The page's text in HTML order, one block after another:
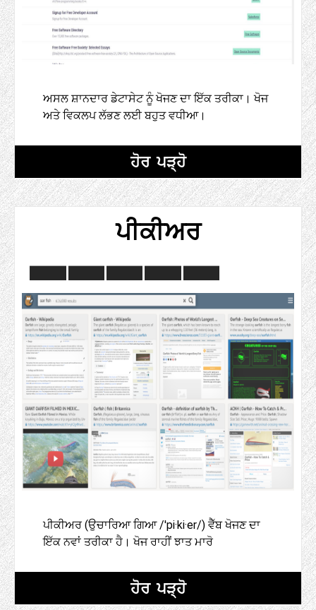
ਅਸਲ ਸ਼ਾਨਦਾਰ ਡੇਟਾਸੇਟ ਨੂੰ ਖੋਜਣ ਦਾ ਇੱਕ ਤਰੀਕਾ। ਖੋਜ
ਅਤੇ ਵਿਕਲਪ ਲੱਭਣ ਲਈ ਬਹੁਤ ਵਧੀਆ।
ਹੋਰ ਪੜ੍ਹੋ
ਪੀਕੀਅਰ
ਪੀਕੀਅਰ (ਉਚਾਰਿਆ ਗਿਆ /'pi·ki·er/) ਵੈੱਬ ਖੋਜਣ ਦਾ
ਇੱਕ ਨਵਾਂ ਤਰੀਕਾ ਹੈ। ਖੋਜ ਰਾਹੀਂ ਝਾਤ ਮਾਰੋ
ਹੋਰ ਪੜ੍ਹੋ